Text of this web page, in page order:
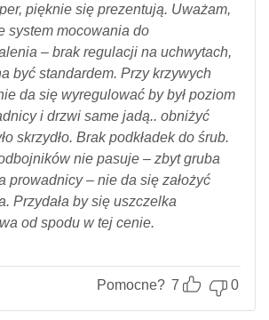
na 5.
pięknie się prezentują. Uważam,
system mocowania do
– brak regulacji na uchwytach,
być standardem. Przy krzywych
da się wyregulować by był poziom
i drzwi same jadą.. obniżyć
skrzydło. Brak podkładek do śrub.
nie pasuje – zbyt gruba
prowadnicy – nie da się założyć
Przydała by się uszczelka
od spodu w tej cenie.
Pomocne? 7 0